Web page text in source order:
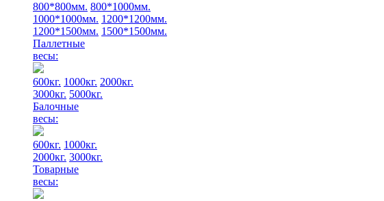
800*800мм. 800*1000мм.
1000*1000мм. 1200*1200мм.
1200*1500мм. 1500*1500мм.
Паллетные
весы:
600кг. 1000кг. 2000кг.
3000кг. 5000кг.
Балочные
весы:
600кг. 1000кг.
2000кг. 3000кг.
Товарные
весы: